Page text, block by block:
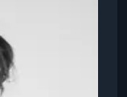
редакторы и